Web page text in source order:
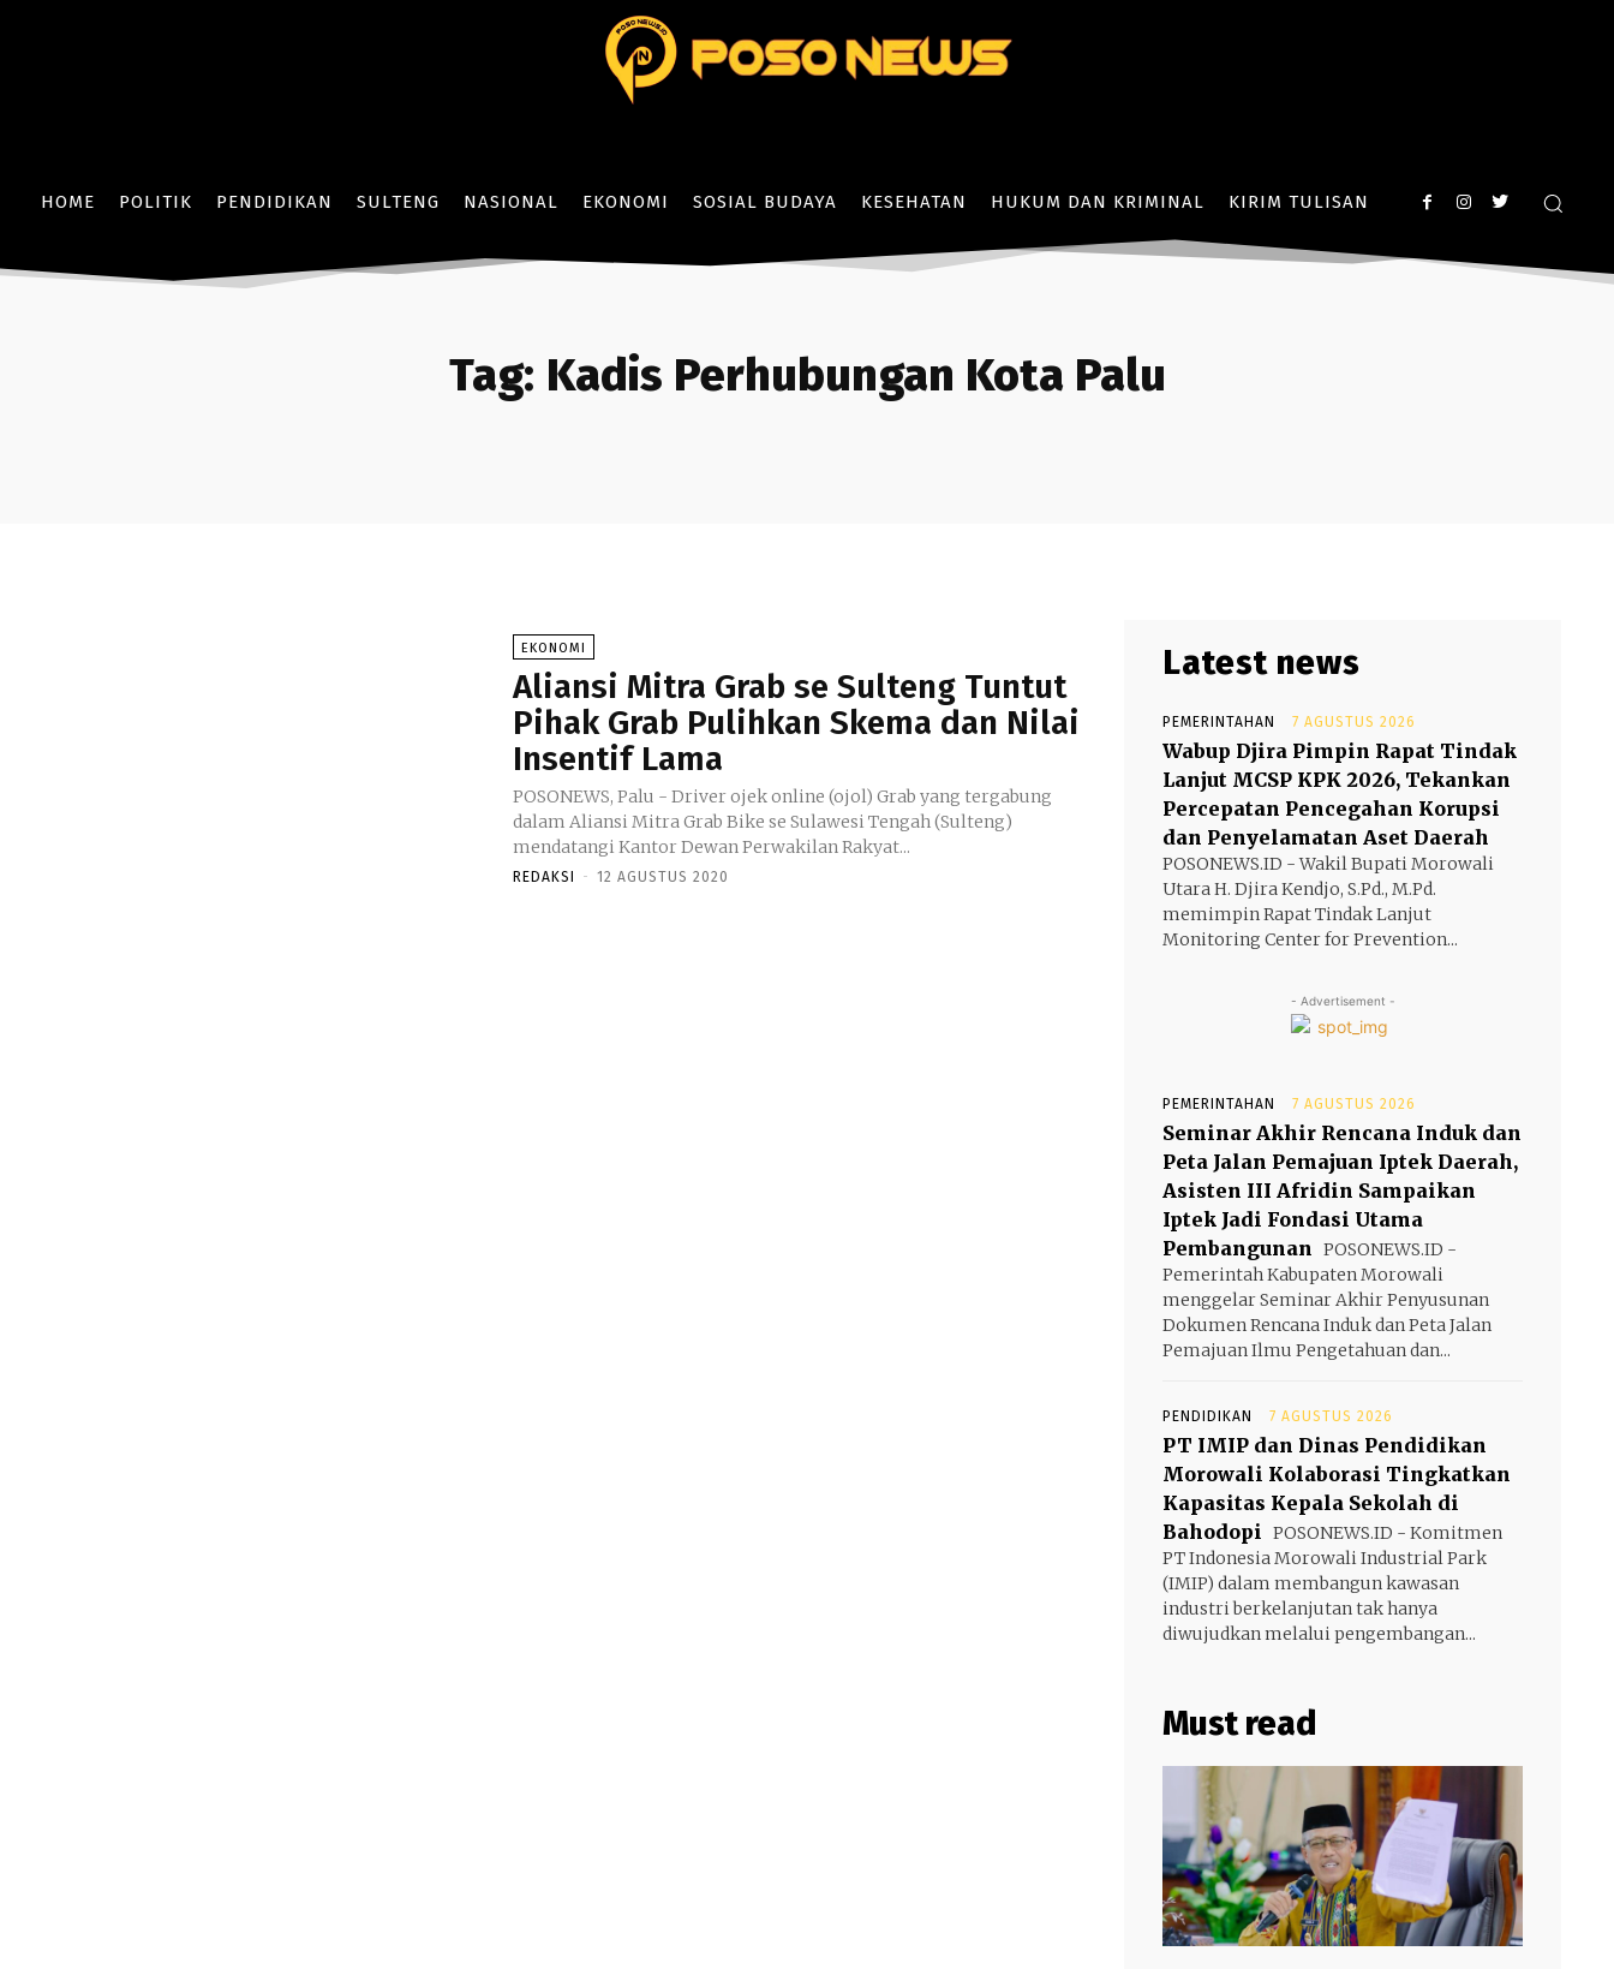
HOME POLITIK PENDIDIKAN SULTENG NASIONAL EKONOMI SOSIAL BUDAYA KESEHATAN HUKUM DAN KRIMINAL KIRIM TULISAN
Tag: Kadis Perhubungan Kota Palu
EKONOMI
Aliansi Mitra Grab se Sulteng Tuntut
Pihak Grab Pulihkan Skema dan Nilai
Insentif Lama
POSONEWS, Palu - Driver ojek online (ojol) Grab yang tergabung
dalam Aliansi Mitra Grab Bike se Sulawesi Tengah (Sulteng)
mendatangi Kantor Dewan Perwakilan Rakyat...
REDAKSI - 12 AGUSTUS 2020
Latest news
PEMERINTAHAN 7 AGUSTUS 2026
Wabup Djira Pimpin Rapat Tindak
Lanjut MCSP KPK 2026, Tekankan
Percepatan Pencegahan Korupsi
dan Penyelamatan Aset Daerah
POSONEWS.ID - Wakil Bupati Morowali
Utara H. Djira Kendjo, S.Pd., M.Pd.
memimpin Rapat Tindak Lanjut
Monitoring Center for Prevention...
- Advertisement -
PEMERINTAHAN 7 AGUSTUS 2026
Seminar Akhir Rencana Induk dan
Peta Jalan Pemajuan Iptek Daerah,
Asisten III Afridin Sampaikan
Iptek Jadi Fondasi Utama
Pembangunan POSONEWS.ID -
Pemerintah Kabupaten Morowali
menggelar Seminar Akhir Penyusunan
Dokumen Rencana Induk dan Peta Jalan
Pemajuan Ilmu Pengetahuan dan...
PENDIDIKAN 7 AGUSTUS 2026
PT IMIP dan Dinas Pendidikan
Morowali Kolaborasi Tingkatkan
Kapasitas Kepala Sekolah di
Bahodopi POSONEWS.ID - Komitmen
PT Indonesia Morowali Industrial Park
(IMIP) dalam membangun kawasan
industri berkelanjutan tak hanya
diwujudkan melalui pengembangan...
Must read